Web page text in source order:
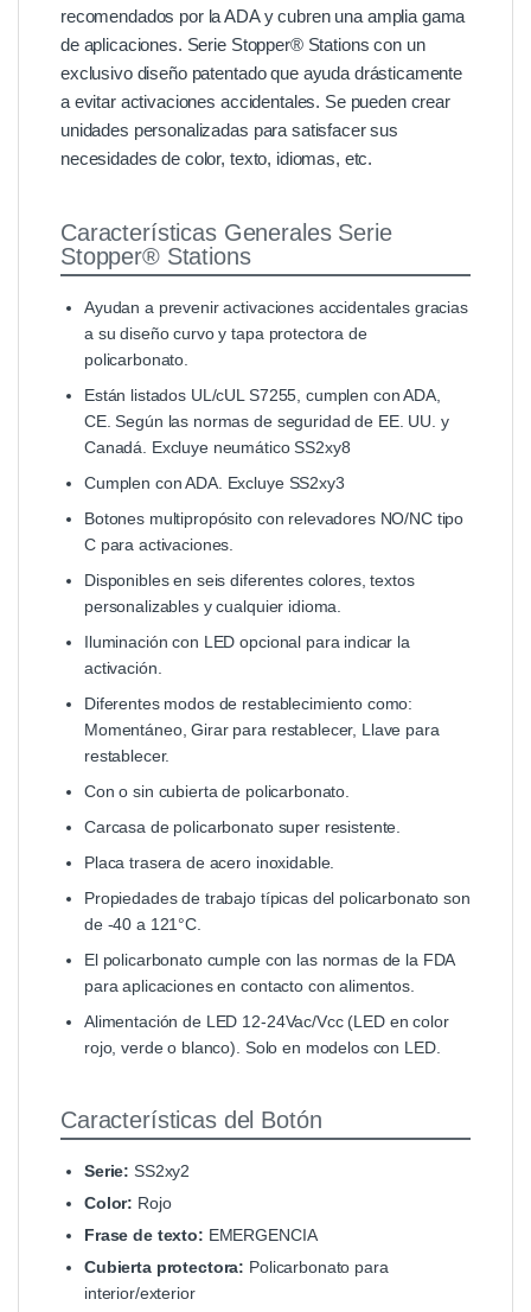
recomendados por la ADA y cubren una amplia gama
de aplicaciones. Serie Stopper® Stations con un
exclusivo diseño patentado que ayuda drásticamente
a evitar activaciones accidentales. Se pueden crear
unidades personalizadas para satisfacer sus
necesidades de color, texto, idiomas, etc.
Características Generales Serie
Stopper® Stations
Ayudan a prevenir activaciones accidentales gracias
a su diseño curvo y tapa protectora de
policarbonato.
Están listados UL/cUL S7255, cumplen con ADA,
CE. Según las normas de seguridad de EE. UU. y
Canadá. Excluye neumático SS2xy8
Cumplen con ADA. Excluye SS2xy3
Botones multipropósito con relevadores NO/NC tipo
C para activaciones.
Disponibles en seis diferentes colores, textos
personalizables y cualquier idioma.
Iluminación con LED opcional para indicar la
activación.
Diferentes modos de restablecimiento como:
Momentáneo, Girar para restablecer, Llave para
restablecer.
Con o sin cubierta de policarbonato.
Carcasa de policarbonato super resistente.
Placa trasera de acero inoxidable.
Propiedades de trabajo típicas del policarbonato son
de -40 a 121°C.
El policarbonato cumple con las normas de la FDA
para aplicaciones en contacto con alimentos.
Alimentación de LED 12-24Vac/Vcc (LED en color
rojo, verde o blanco). Solo en modelos con LED.
Características del Botón
Serie: SS2xy2
Color: Rojo
Frase de texto: EMERGENCIA
Cubierta protectora: Policarbonato para
interior/exterior